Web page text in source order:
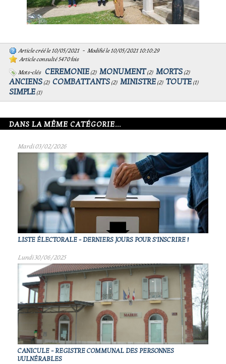
Article créé le 10/05/2021 - Modifié le 10/05/2021 10:10:29
Article consulté 5470 fois
Mots-clés
CEREMONIE (2) MONUMENT (2) MORTS (2)
ANCIENS (2) COMBATTANTS (2) MINISTRE (2) TOUTE (1)
SIMPLE (1)
DANS LA MÊME CATÉGORIE...
Mardi 03/02/2026
LISTE ÉLECTORALE - DERNIERS JOURS POUR S'INSCRIRE !
Lundi 30/06/2025
CANICULE - REGISTRE COMMUNAL DES PERSONNES
VULNÉRABLES